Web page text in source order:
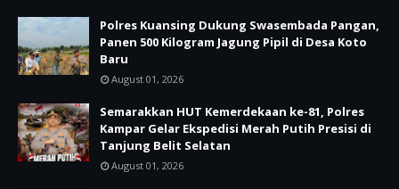
Polres Kuansing Dukung Swasembada Pangan,
Panen 500 Kilogram Jagung Pipil di Desa Koto
Baru
August 01, 2026
Semarakkan HUT Kemerdekaan ke-81, Polres
Kampar Gelar Ekspedisi Merah Putih Presisi di
Tanjung Belit Selatan
August 01, 2026